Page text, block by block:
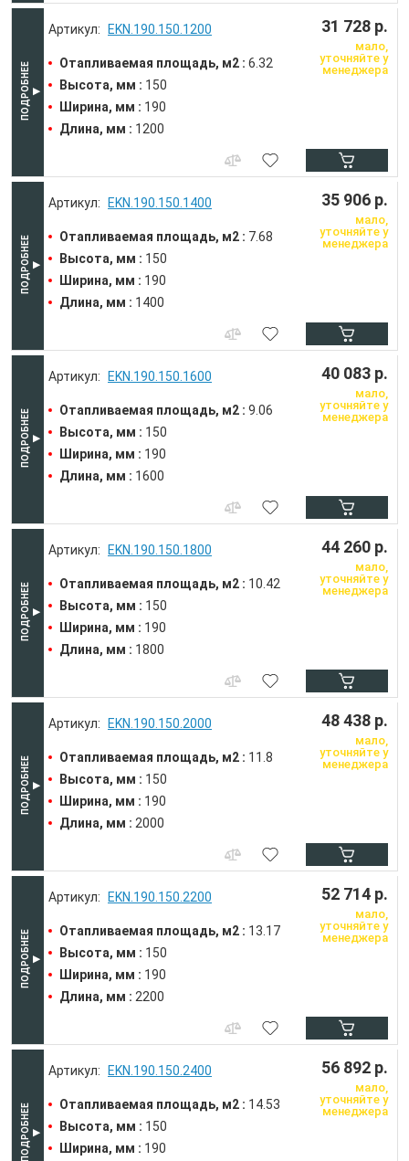
EKN.190.150.1200
Отапливаемая площадь, м2 : 6.32
Высота, мм : 150
Ширина, мм : 190
Длина, мм : 1200
31 728 р.
мало,
уточняйте у
менеджера
EKN.190.150.1400
Отапливаемая площадь, м2 : 7.68
Высота, мм : 150
Ширина, мм : 190
Длина, мм : 1400
35 906 р.
мало,
уточняйте у
менеджера
EKN.190.150.1600
Отапливаемая площадь, м2 : 9.06
Высота, мм : 150
Ширина, мм : 190
Длина, мм : 1600
40 083 р.
мало,
уточняйте у
менеджера
EKN.190.150.1800
Отапливаемая площадь, м2 : 10.42
Высота, мм : 150
Ширина, мм : 190
Длина, мм : 1800
44 260 р.
мало,
уточняйте у
менеджера
EKN.190.150.2000
Отапливаемая площадь, м2 : 11.8
Высота, мм : 150
Ширина, мм : 190
Длина, мм : 2000
48 438 р.
мало,
уточняйте у
менеджера
EKN.190.150.2200
Отапливаемая площадь, м2 : 13.17
Высота, мм : 150
Ширина, мм : 190
Длина, мм : 2200
52 714 р.
мало,
уточняйте у
менеджера
EKN.190.150.2400
Отапливаемая площадь, м2 : 14.53
Высота, мм : 150
Ширина, мм : 190
56 892 р.
мало,
уточняйте у
менеджера